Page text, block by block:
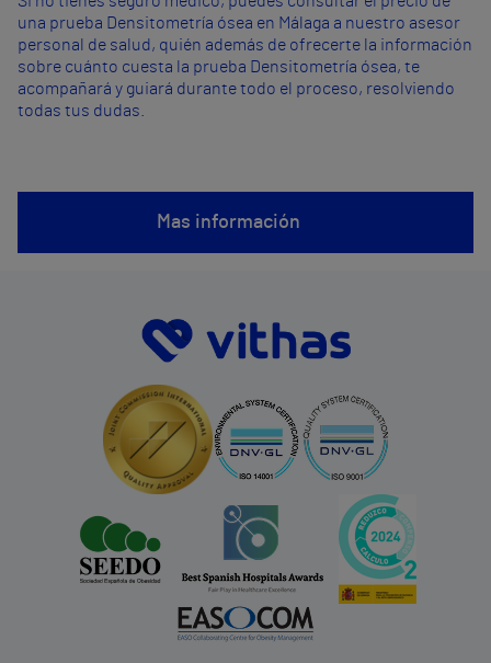
una prueba Densitometría ósea en Málaga a nuestro asesor
personal de salud, quién además de ofrecerte la información
sobre cuánto cuesta la prueba Densitometría ósea, te
acompañará y guiará durante todo el proceso, resolviendo
todas tus dudas.
Mas información